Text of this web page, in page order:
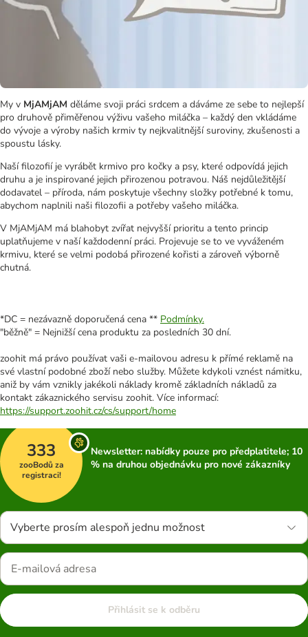
My v MjAMjAM děláme svoji práci srdcem a dáváme ze sebe to nejlepší
pro druhově přiměřenou výživu vašeho miláčka – každý den vkládáme
do vývoje a výroby našich krmiv ty nejkvalitnější suroviny, zkušenosti a
spoustu lásky.
Naší filozofií je vyrábět krmivo pro kočky a psy, které odpovídá jejich
druhu a je inspirované jejich přirozenou potravou. Náš nejdůležitější
dodavatel – příroda, nám poskytuje všechny složky potřebné k tomu,
abychom naplnili naši filozofii a potřeby vašeho miláčka.
V MjAMjAM má blahobyt zvířat nejvyšší prioritu a tento princip
uplatňujeme v naší každodenní práci. Projevuje se to ve vyváženém
krmivu, které se velmi podobá přirozené kořisti a zároveň výborně
chutná.
*DC = nezávazně doporučená cena ** Podmínky.
"běžně" = Nejnižší cena produktu za posledních 30 dní.
zoohit má právo používat vaši e-mailovou adresu k přímé reklamě na
své vlastní podobné zboží nebo služby. Můžete kdykoli vznést námitku,
aniž by vám vznikly jakékoli náklady kromě základních nákladů za
kontakt zákaznického servisu zoohit. Více informací:
https://support.zoohit.cz/cs/support/home
333
zooBodů za
registraci!
Newsletter: nabídky pouze pro předplatitele; 10
% na druhou objednávku pro nové zákazníky
Vyberte prosím alespoň jednu možnost
Přihlásit se k odběru